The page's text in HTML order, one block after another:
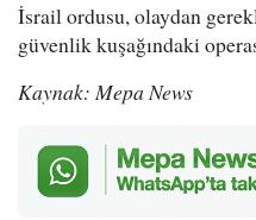
İsrail ordusu, olaydan
güvenlik kuşağındaki
Kaynak: Mepa News